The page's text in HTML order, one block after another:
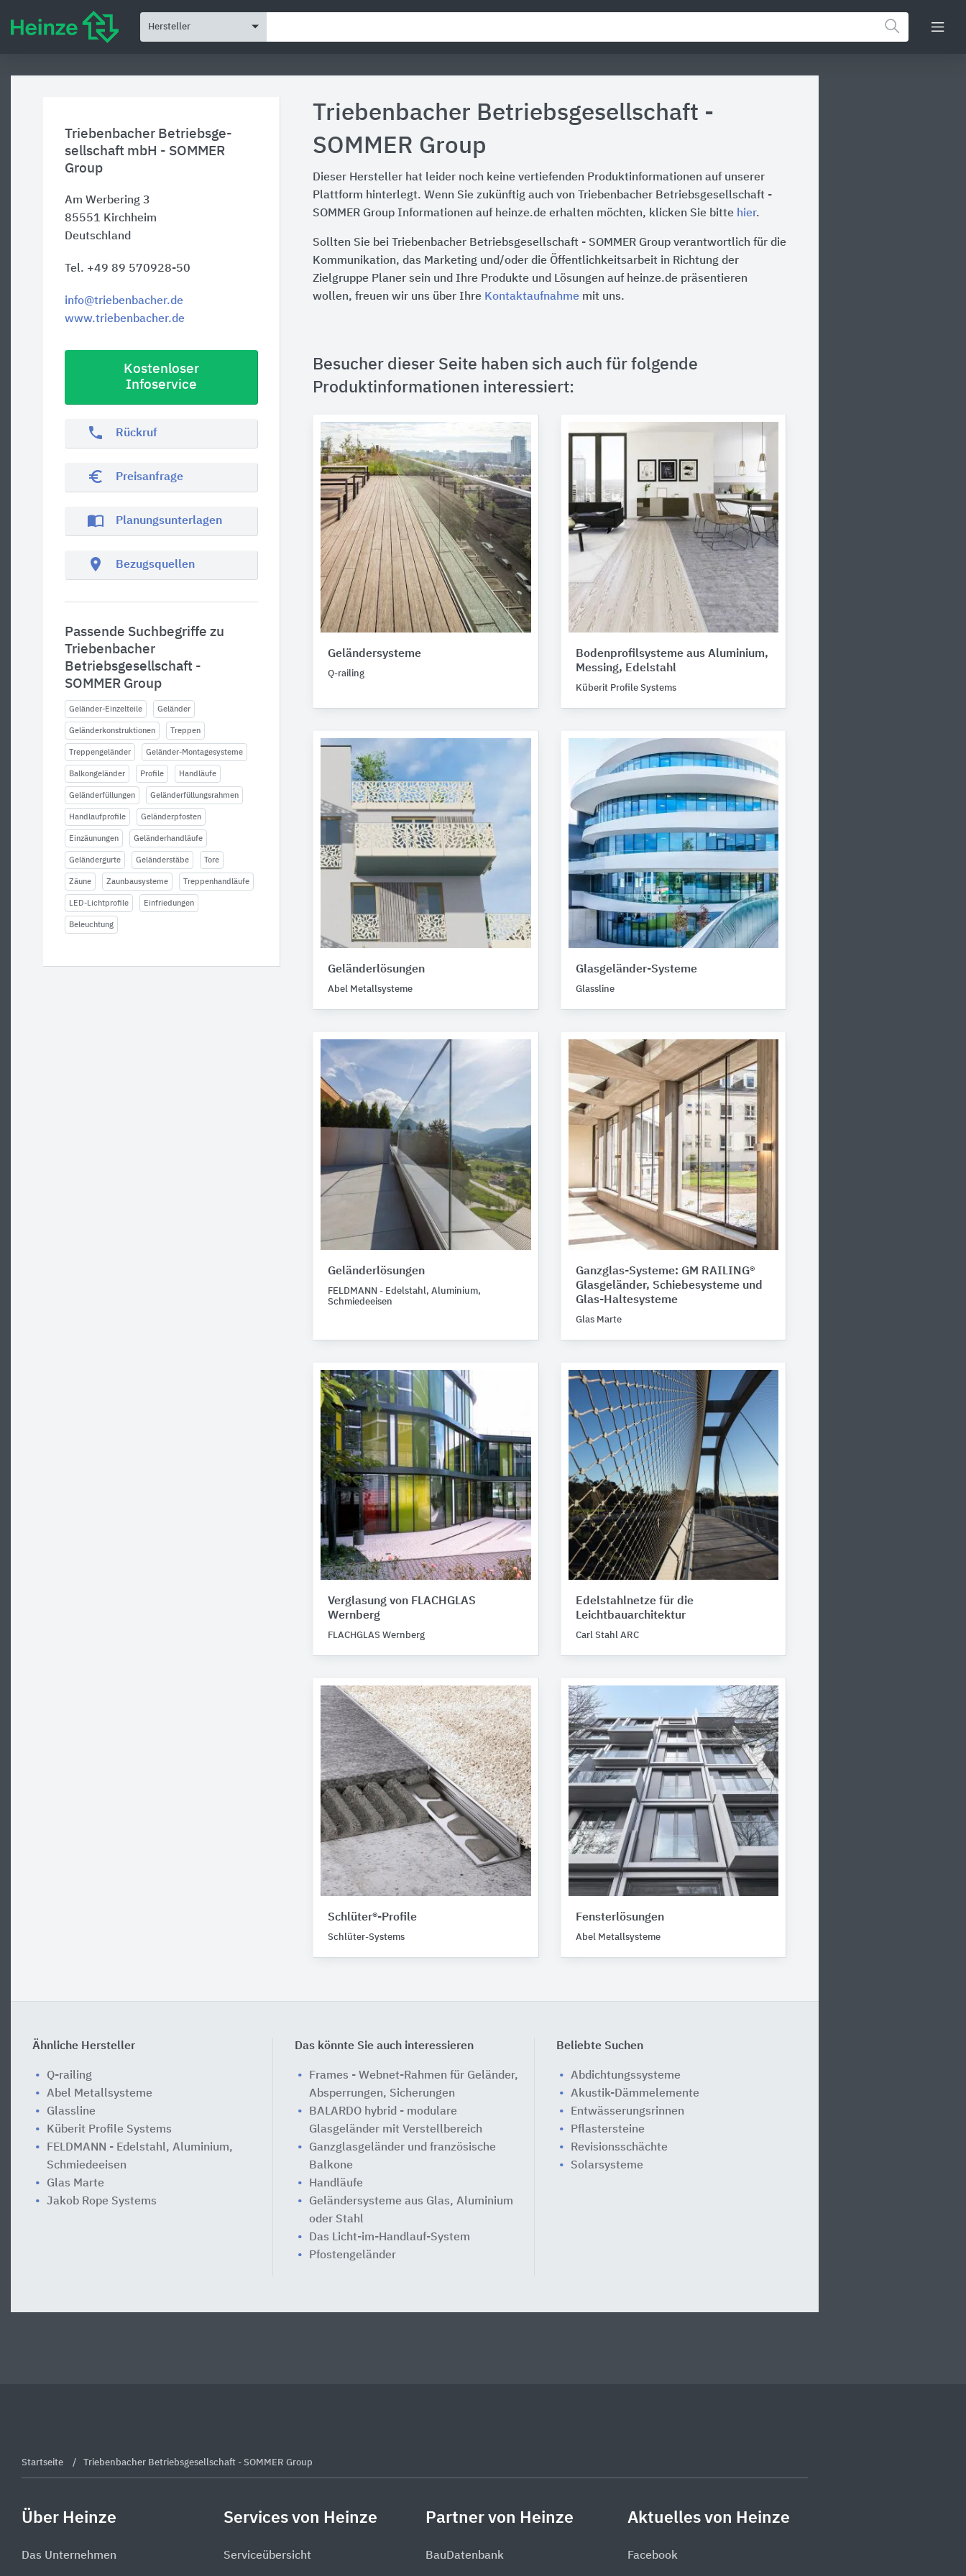
Hersteller
Triebenbacher Betriebsge-
sellschaft mbH - SOMMER
Group
Am Werbering 3
85551 Kirchheim
Deutschland
Tel. +49 89 570928-50
info@triebenbacher.de
www.triebenbacher.de
Kostenloser
Infoservice
phone Rückruf
euro_symbol Preisanfrage
import_contacts Planungsunterlagen
location_on Bezugsquellen
Passende Suchbegriffe zu
Triebenbacher
Betriebsgesellschaft -
SOMMER Group
Geländer-Einzelteile Geländer
Geländerkonstruktionen Treppen
Treppengeländer Geländer-Montagesysteme
Balkongeländer Profile Handläufe
Geländerfüllungen Geländerfüllungsrahmen
Handlaufprofile Geländerpfosten
Einzäunungen Geländerhandläufe
Geländergurte Geländerstäbe Tore
Zäune Zaunbausysteme Treppenhandläufe
LED-Lichtprofile Einfriedungen
Beleuchtung
Triebenbacher Betriebsgesellschaft -
SOMMER Group
Dieser Hersteller hat leider noch keine vertiefenden Produktinformationen auf unserer
Plattform hinterlegt. Wenn Sie zukünftig auch von Triebenbacher Betriebsgesellschaft -
SOMMER Group Informationen auf heinze.de erhalten möchten, klicken Sie bitte hier.
Sollten Sie bei Triebenbacher Betriebsgesellschaft - SOMMER Group verantwortlich für die
Kommunikation, das Marketing und/oder die Öffentlichkeitsarbeit in Richtung der
Zielgruppe Planer sein und Ihre Produkte und Lösungen auf heinze.de präsentieren
wollen, freuen wir uns über Ihre Kontaktaufnahme mit uns.
Besucher dieser Seite haben sich auch für folgende
Produktinformationen interessiert:
Geländersysteme
Q-railing
Bodenprofilsysteme aus Aluminium,
Messing, Edelstahl
Küberit Profile Systems
Geländerlösungen
Abel Metallsysteme
Glasgeländer-Systeme
Glassline
Geländerlösungen
FELDMANN - Edelstahl, Aluminium,
Schmiedeeisen
Ganzglas-Systeme: GM RAILING®
Glasgeländer, Schiebesysteme und
Glas-Haltesysteme
Glas Marte
Verglasung von FLACHGLAS
Wernberg
FLACHGLAS Wernberg
Edelstahlnetze für die
Leichtbauarchitektur
Carl Stahl ARC
Schlüter®-Profile
Schlüter-Systems
Fensterlösungen
Abel Metallsysteme
Ähnliche Hersteller
Q-railing
Abel Metallsysteme
Glassline
Küberit Profile Systems
FELDMANN - Edelstahl, Aluminium,
Schmiedeeisen
Glas Marte
Jakob Rope Systems
Das könnte Sie auch interessieren
Frames - Webnet-Rahmen für Geländer,
Absperrungen, Sicherungen
BALARDO hybrid - modulare
Glasgeländer mit Verstellbereich
Ganzglasgeländer und französische
Balkone
Handläufe
Geländersysteme aus Glas, Aluminium
oder Stahl
Das Licht-im-Handlauf-System
Pfostengeländer
Beliebte Suchen
Abdichtungssysteme
Akustik-Dämmelemente
Entwässerungsrinnen
Pflastersteine
Revisionsschächte
Solarsysteme
Startseite Triebenbacher Betriebsgesellschaft - SOMMER Group
Über Heinze
Das Unternehmen
Services von Heinze
Serviceübersicht
Partner von Heinze
BauDatenbank
Aktuelles von Heinze
Facebook